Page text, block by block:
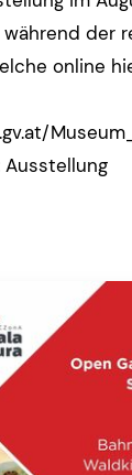
der
online
Ausstellung